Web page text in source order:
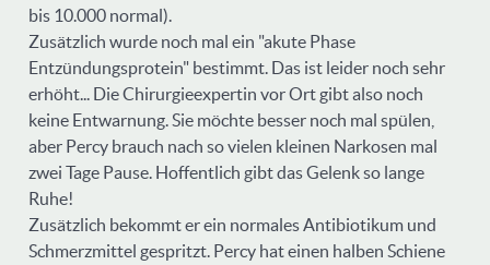
bis 10.000 normal).
Zusätzlich wurde noch mal ein "akute Phase
Entzündungsprotein" bestimmt. Das ist leider noch sehr
erhöht... Die Chirurgieexpertin vor Ort gibt also noch
keine Entwarnung. Sie möchte besser noch mal spülen,
aber Percy brauch nach so vielen kleinen Narkosen mal
zwei Tage Pause. Hoffentlich gibt das Gelenk so lange
Ruhe!
Zusätzlich bekommt er ein normales Antibiotikum und
Schmerzmittel gespritzt. Percy hat einen halben Schiene